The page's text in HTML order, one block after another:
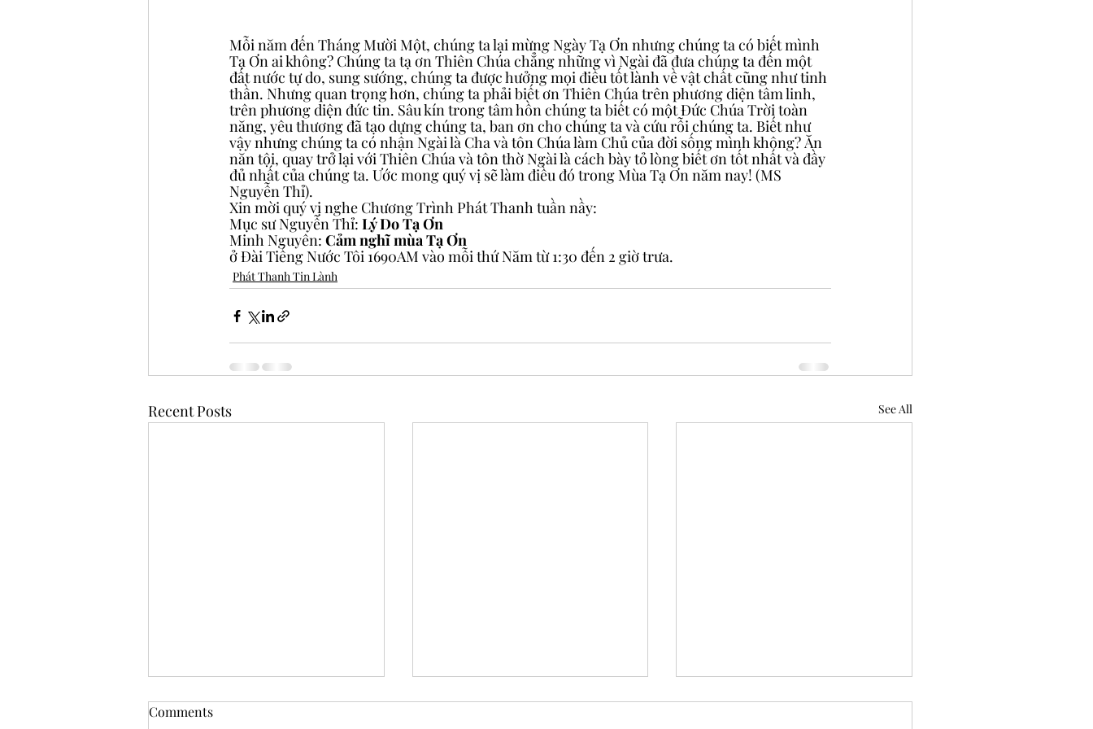
Mỗi năm đến Tháng Mười Một, chúng ta lại mừng Ngày Tạ Ơn nhưng chúng ta có biết mình
Tạ Ơn ai không? Chúng ta tạ ơn Thiên Chúa chẳng những vì Ngài đã đưa chúng ta đến một
đất nước tự do, sung sướng, chúng ta được hưởng mọi điều tốt lành về vật chất cũng như tinh
thần. Nhưng quan trọng hơn, chúng ta phải biết ơn Thiên Chúa trên phương diện tâm linh,
trên phương diện đức tin. Sâu kín trong tâm hồn chúng ta biết có một Đức Chúa Trời toàn
năng, yêu thương đã tạo dựng chúng ta, ban ơn cho chúng ta và cứu rỗi chúng ta. Biết như
vậy nhưng chúng ta có nhận Ngài là Cha và tôn Chúa làm Chủ của đời sống mình không? Ăn
năn tội, quay trở lại với Thiên Chúa và tôn thờ Ngài là cách bày tỏ lòng biết ơn tốt nhất và đầy
đủ nhất của chúng ta. Ước mong quý vị sẽ làm điều đó trong Mùa Tạ Ơn năm nay! (MS
Nguyễn Thỉ).
Xin mời quý vị nghe Chương Trình Phát Thanh tuần nầy:
Mục sư Nguyễn Thỉ: Lý Do Tạ Ơn
Minh Nguyên: Cảm nghĩ mùa Tạ Ơn
ở Đài Tiếng Nước Tôi 1690AM vào mỗi thứ Năm từ 1:30 đến 2 giờ trưa.
Phát Thanh Tin Lành
Recent Posts See All
Comments